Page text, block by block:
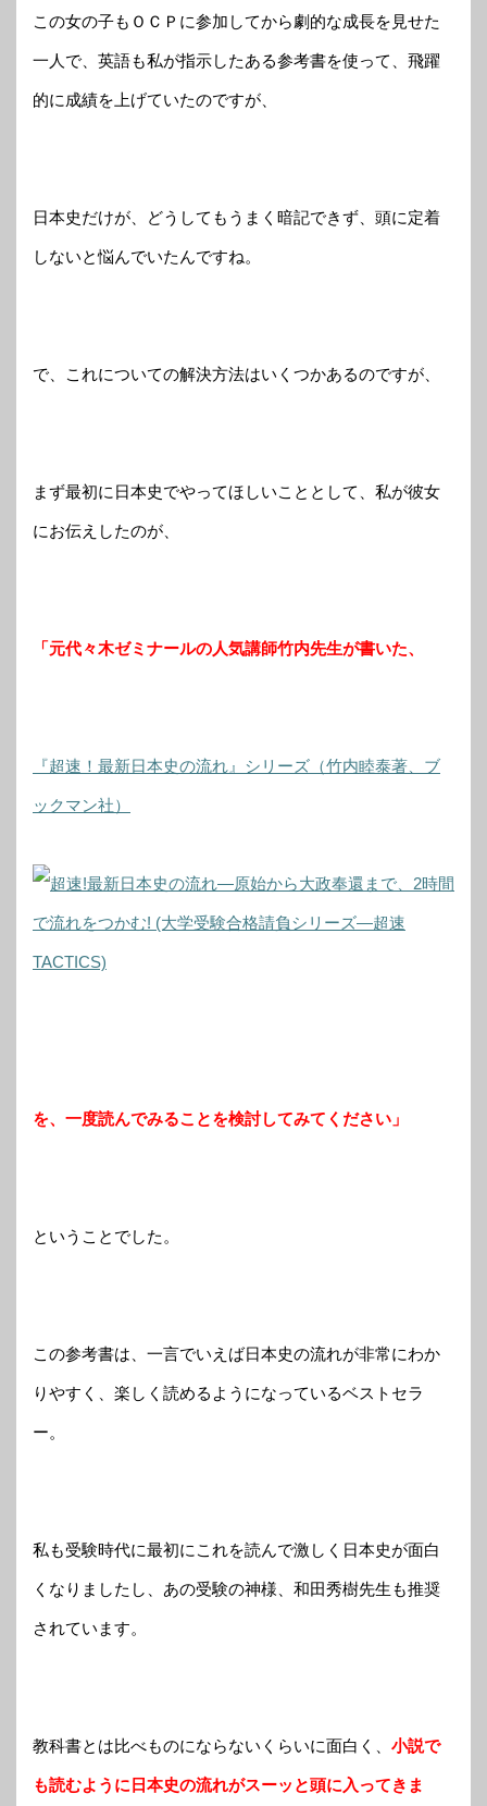
この女の子もＯＣＰに参加してから劇的な成長を見せた
一人で、英語も私が指示したある参考書を使って、飛躍
的に成績を上げていたのですが、
日本史だけが、どうしてもうまく暗記できず、頭に定着
しないと悩んでいたんですね。
で、これについての解決方法はいくつかあるのですが、
まず最初に日本史でやってほしいこととして、私が彼女
にお伝えしたのが、
「元代々木ゼミナールの人気講師竹内先生が書いた、
『超速！最新日本史の流れ』シリーズ（竹内睦泰著、ブ
ックマン社）
を、一度読んでみることを検討してみてください」
ということでした。
この参考書は、一言でいえば日本史の流れが非常にわか
りやすく、楽しく読めるようになっているベストセラ
ー。
私も受験時代に最初にこれを読んで激しく日本史が面白
くなりましたし、あの受験の神様、和田秀樹先生も推奨
されています。
教科書とは比べものにならないくらいに面白く、 小説で
も読むように日本史の流れがスーッと頭に入ってきま